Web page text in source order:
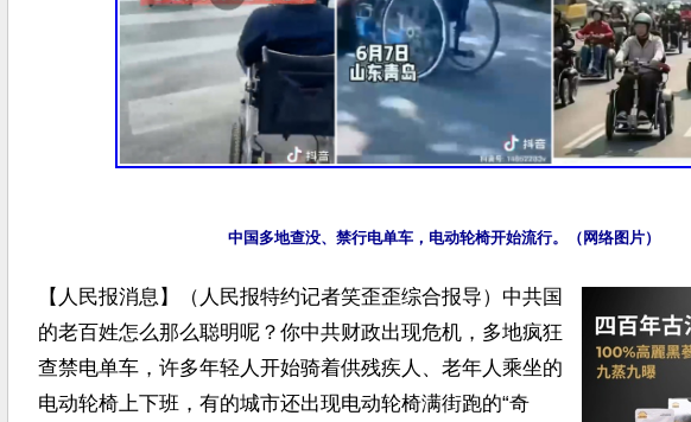
中国多地查没、禁行电单车，电动轮椅开始流行。（网络图片）
【人民报消息】（人民报特约记者笑歪歪综合报导）中共国
的老百姓怎么那么聪明呢？你中共财政出现危机，多地疯狂
查禁电单车，许多年轻人开始骑着供残疾人、老年人乘坐的
电动轮椅上下班，有的城市还出现电动轮椅满街跑的“奇